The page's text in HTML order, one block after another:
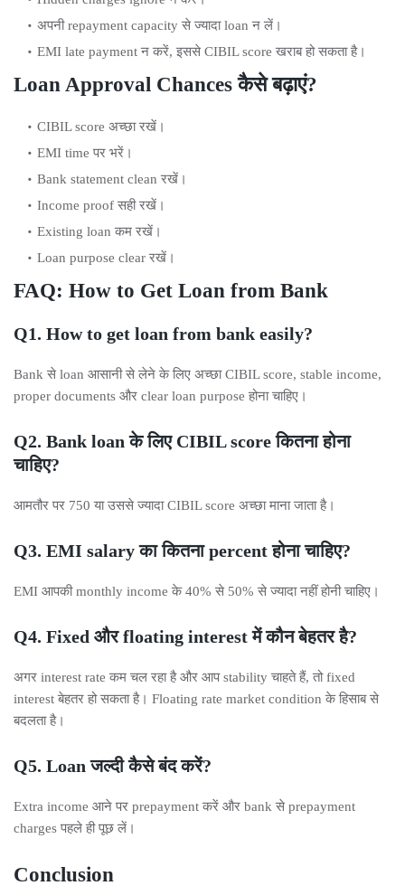
अपनी repayment capacity से ज्यादा loan न लें।
EMI late payment न करें, इससे CIBIL score खराब हो सकता है।
Loan Approval Chances कैसे बढ़ाएं?
CIBIL score अच्छा रखें।
EMI time पर भरें।
Bank statement clean रखें।
Income proof सही रखें।
Existing loan कम रखें।
Loan purpose clear रखें।
FAQ: How to Get Loan from Bank
Q1. How to get loan from bank easily?
Bank से loan आसानी से लेने के लिए अच्छा CIBIL score, stable income,
proper documents और clear loan purpose होना चाहिए।
Q2. Bank loan के लिए CIBIL score कितना होना
चाहिए?
आमतौर पर 750 या उससे ज्यादा CIBIL score अच्छा माना जाता है।
Q3. EMI salary का कितना percent होना चाहिए?
EMI आपकी monthly income के 40% से 50% से ज्यादा नहीं होनी चाहिए।
Q4. Fixed और floating interest में कौन बेहतर है?
अगर interest rate कम चल रहा है और आप stability चाहते हैं, तो fixed
interest बेहतर हो सकता है। Floating rate market condition के हिसाब से
बदलता है।
Q5. Loan जल्दी कैसे बंद करें?
Extra income आने पर prepayment करें और bank से prepayment
charges पहले ही पूछ लें।
Conclusion